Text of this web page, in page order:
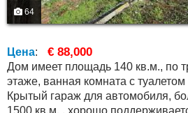
64
Цена: € 88,000
Дом имеет площадь 140 кв.м., по
этаже, ванная комната с
Крытый гараж для автомобиля,
1500 кв.м. , хорошо